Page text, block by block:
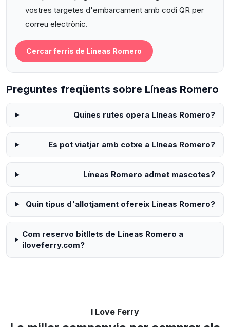
vostres targetes d'embarcament amb codi QR per
correu electrònic.
Cercar ferris de Líneas Romero
Preguntes freqüents sobre Líneas Romero
Quines rutes opera Líneas Romero?
Es pot viatjar amb cotxe a Líneas Romero?
Líneas Romero admet mascotes?
Quin tipus d'allotjament ofereix Líneas Romero?
Com reservo bitllets de Líneas Romero a
iloveferry.com?
I Love Ferry